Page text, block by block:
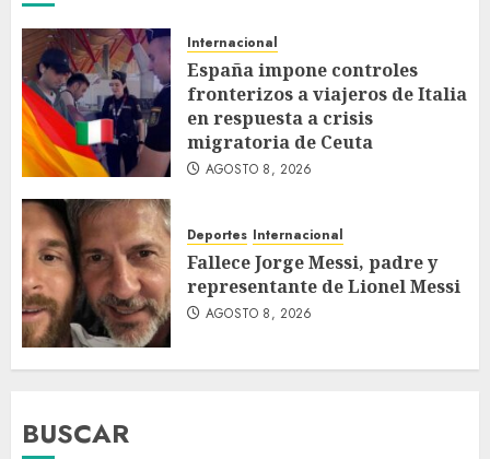
Internacional
España impone controles
fronterizos a viajeros de Italia
en respuesta a crisis
migratoria de Ceuta
AGOSTO 8, 2026
Deportes Internacional
Fallece Jorge Messi, padre y
representante de Lionel Messi
AGOSTO 8, 2026
BUSCAR